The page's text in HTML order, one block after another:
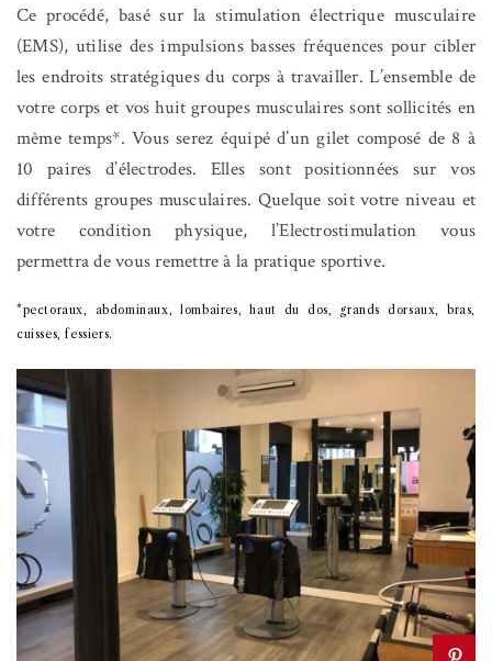
Ce procédé, basé sur la stimulation électrique musculaire
(EMS), utilise des impulsions basses fréquences pour cibler
les endroits stratégiques du corps à travailler. L’ensemble de
votre corps et vos huit groupes musculaires sont sollicités en
même temps*. Vous serez équipé d’un gilet composé de 8 à
10 paires d’électrodes. Elles sont positionnées sur vos
différents groupes musculaires. Quelque soit votre niveau et
votre condition physique, l’Electrostimulation vous
permettra de vous remettre à la pratique sportive.
*pectoraux, abdominaux, lombaires, haut du dos, grands dorsaux, bras,
cuisses, fessiers.